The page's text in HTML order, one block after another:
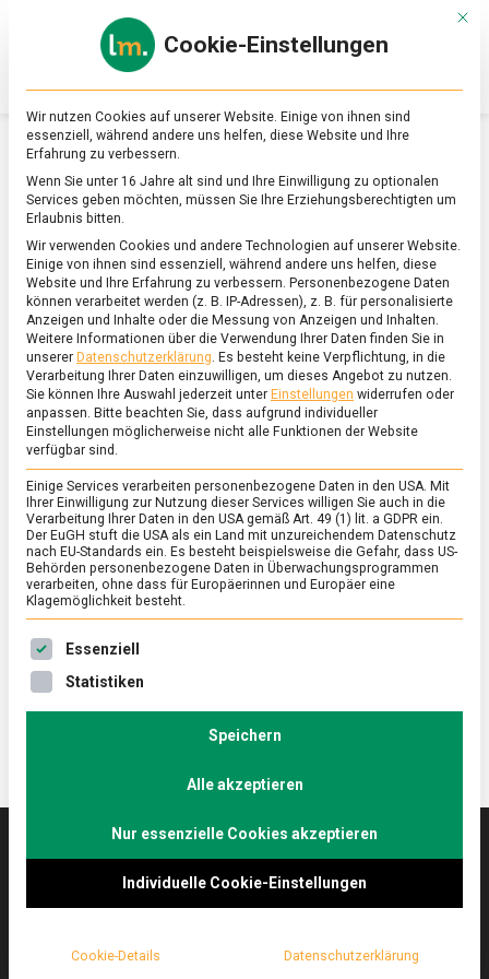
Online-
Magazin
zu
&
Ernährung
SCHLAGWORT:NEGRONI
FEATURED/KULTUR/WISSEN
Nicht nur Magenöffner: der Aperitif
23. Juni 2023 Johannes
Nicht
Ein Aperitif mit oder ohne Alkohol ist eine schöne
Zäsur zwischen Alltag und Abend.
lebensmittelmagazin(.de) ist das Online-
Magazin zu Ernährung & Lebensmitteln.
Mit
Cookie-Einstellungen
Wir nutzen Cookies auf unserer Website. Einige von ihnen sind
essenziell, während andere uns helfen, diese Website und Ihre
Erfahrung zu verbessern.
Wenn Sie unter 16 Jahre alt sind und Ihre Einwilligung zu optionalen
Services geben möchten, müssen Sie Ihre Erziehungsberechtigten um
Erlaubnis bitten.
Wir verwenden Cookies und andere Technologien auf unserer Website.
Einige von ihnen sind essenziell, während andere uns helfen, diese
Website und Ihre Erfahrung zu verbessern. Personenbezogene Daten
können verarbeitet werden (z. B. IP-Adressen), z. B. für personalisierte
Anzeigen und Inhalte oder die Messung von Anzeigen und Inhalten.
Weitere Informationen über die Verwendung Ihrer Daten finden Sie in
unserer Datenschutzerklärung. Es besteht keine Verpflichtung, in die
Verarbeitung Ihrer Daten einzuwilligen, um dieses Angebot zu nutzen.
Sie können Ihre Auswahl jederzeit unter Einstellungen widerrufen oder
anpassen. Bitte beachten Sie, dass aufgrund individueller
Einstellungen möglicherweise nicht alle Funktionen der Website
verfügbar sind.
Einige Services verarbeiten personenbezogene Daten in den USA. Mit
Ihrer Einwilligung zur Nutzung dieser Services willigen Sie auch in die
Verarbeitung Ihrer Daten in den USA gemäß Art. 49 (1) lit. a GDPR ein.
Der EuGH stuft die USA als ein Land mit unzureichendem Datenschutz
nach EU-Standards ein. Es besteht beispielsweise die Gefahr, dass US-
Behörden personenbezogene Daten in Überwachungsprogrammen
verarbeiten, ohne dass für Europäerinnen und Europäer eine
Klagemöglichkeit besteht.
Es folgt eine Liste der Service-Gruppen, für die eine
Essenziell
Statistiken
Speichern
Alle akzeptieren
Nur essenzielle Cookies akzeptieren
Individuelle Cookie-Einstellungen
Cookie-Details Datenschutzerklärung